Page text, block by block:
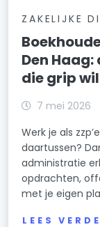
ZAKELIJKE
Den
die grip
7 mei 2026
Werk je als
daartussen?
administratie
opdrachten,
met je eigen
LEES